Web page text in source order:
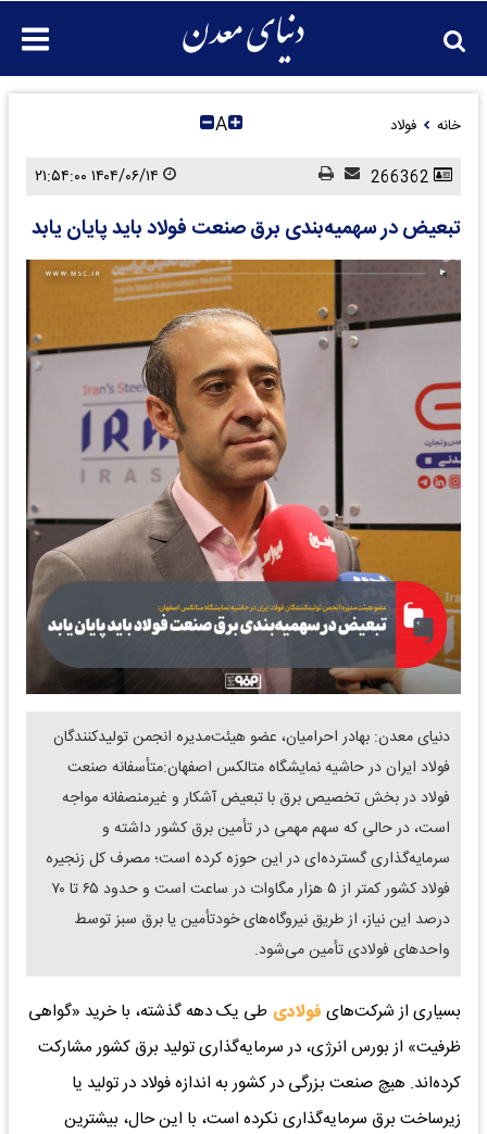
خانه فولاد A
تبعیض در سهمیه‌بندی برق صنعت فولاد باید پایان یابد
دنیای معدن: بهادر احرامیان، عضو هیئت‌مدیره انجمن تولیدکنندگان
فولاد ایران در حاشیه نمایشگاه متالکس اصفهان:متأسفانه صنعت
فولاد در بخش تخصیص برق با تبعیض آشکار و غیرمنصفانه مواجه
است، در حالی که سهم مهمی در تأمین برق کشور داشته و
سرمایه‌گذاری گسترده‌ای در این حوزه کرده است؛ مصرف کل زنجیره
فولاد کشور کمتر از ۵ هزار مگاوات در ساعت است و حدود ۶۵ تا ۷۰
درصد این نیاز، از طریق نیروگاه‌های خودتأمین یا برق سبز توسط
واحدهای فولادی تأمین می‌شود.
بسیاری از شرکت‌های فولادی طی یک دهه گذشته، با خرید «گواهی
ظرفیت» از بورس انرژی، در سرمایه‌گذاری تولید برق کشور مشارکت
کرده‌اند. هیچ صنعت بزرگی در کشور به اندازه فولاد در تولید یا
زیرساخت برق سرمایه‌گذاری نکرده است، با این حال، بیشترین